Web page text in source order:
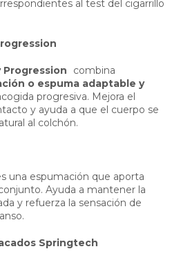
al test del cigarrillo
Progression
combina
o espuma adaptable y
progresiva. Mejora el
y ayuda a que el cuerpo se
al colchón.
una espumación que aporta
Ayuda a mantener la
y refuerza la sensación de
Springtech